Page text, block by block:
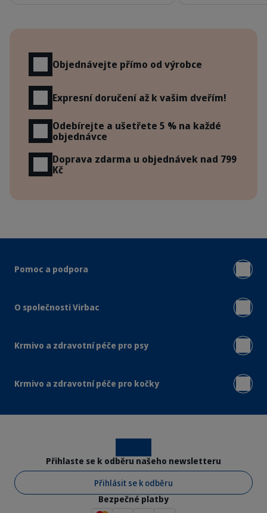
Objednávejte přímo od výrobce
Expresní doručení až k vašim dveřím!
Odebírejte a ušetřete 5 % na každé
objednávce
Doprava zdarma u objednávek nad 799
Kč
Pomoc a podpora
O společnosti Virbac
Krmivo a zdravotní péče pro psy
Krmivo a zdravotní péče pro kočky
Přihlaste se k odběru našeho newsletteru
Přihlásit se k odběru
Bezpečné platby